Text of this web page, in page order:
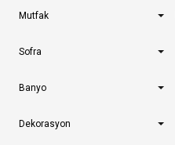
Mutfak
Sofra
Banyo
Dekorasyon